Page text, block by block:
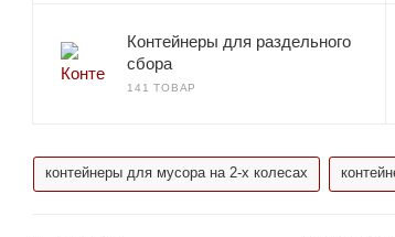
Контейнеры для раздельного
сбора
141 ТОВАР
контейнеры для мусора на 2-х колесах